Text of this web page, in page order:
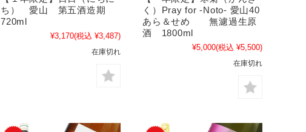
ち） 愛山 第五酒造期
720ml
¥3,170(税込 ¥3,487)
在庫切れ
く）Pray for -Noto- 愛山40
あら＆せめ 無濾過生原
酒 1800ml
¥5,000(税込 ¥5,500)
在庫切れ